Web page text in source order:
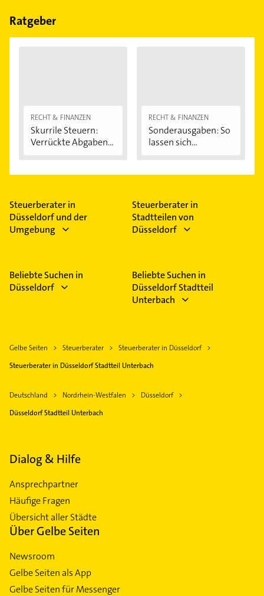
Feiertagen abweichen können.
Ratgeber
RECHT & FINANZEN
Skurrile Steuern:
Verrückte Abgaben...
RECHT & FINANZEN
Sonderausgaben: So
lassen sich...
Steuerberater in
Düsseldorf und der
Umgebung
Steuerberater in
Stadtteilen von
Düsseldorf
Beliebte Suchen in
Düsseldorf
Beliebte Suchen in
Düsseldorf Stadtteil
Unterbach
Gelbe Seiten Steuerberater
Steuerberater in Düsseldorf
Steuerberater in Düsseldorf Stadtteil Unterbach
Deutschland Nordrhein-Westfalen
Düsseldorf
Düsseldorf Stadtteil Unterbach
Dialog & Hilfe
Ansprechpartner
Häufige Fragen
Übersicht aller Städte
Über Gelbe Seiten
Newsroom
Gelbe Seiten als App
Gelbe Seiten für Messenger